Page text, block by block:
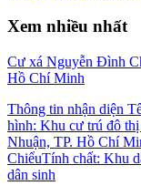
Xem nhiều nhất
Cư xá Nguyễn Đình
Hồ Chí Minh
Thông tin nhận diện
hình: Khu cư trú đô
Nhuận, TP. Hồ Chí
ChiểuTính chất: Khu
dân sinh